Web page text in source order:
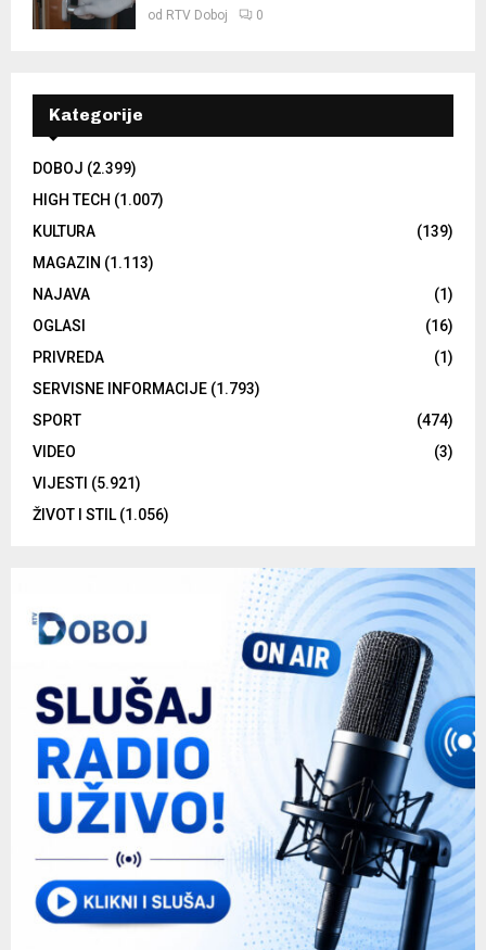
od RTV Doboj 0
Kategorije
DOBOJ (2.399)
HIGH TECH (1.007)
KULTURA
(139)
MAGAZIN (1.113)
NAJAVA
(1)
OGLASI
(16)
PRIVREDA
(1)
SERVISNE INFORMACIJE (1.793)
SPORT
(474)
VIDEO
(3)
VIJESTI (5.921)
ŽIVOT I STIL (1.056)